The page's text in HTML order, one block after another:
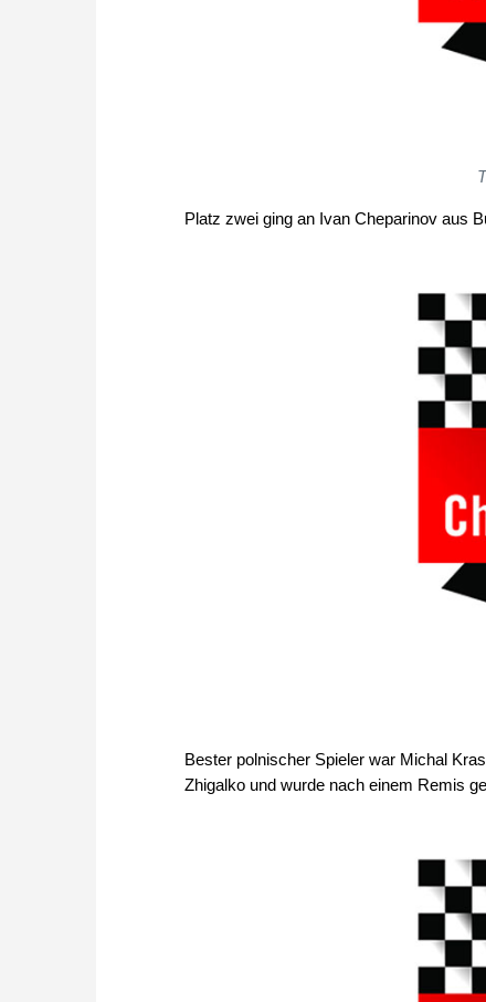
Platz zwei ging an Ivan Cheparinov aus
Bester polnischer Spieler war Michal
Zhigalko und wurde nach einem Remis